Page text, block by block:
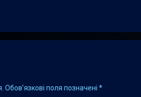
Обов’язкові поля позначені *